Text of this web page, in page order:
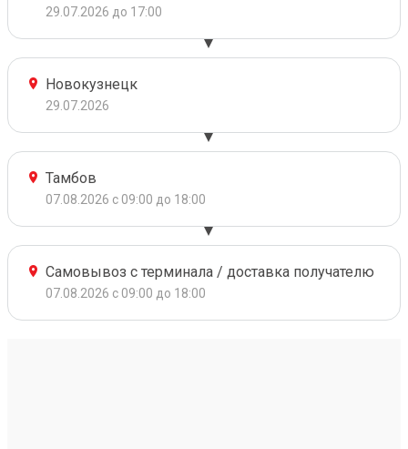
29.07.2026 до 17:00
Новокузнецк
29.07.2026
Тамбов
07.08.2026 с 09:00 до 18:00
Самовывоз с терминала / доставка получателю
07.08.2026 с 09:00 до 18:00